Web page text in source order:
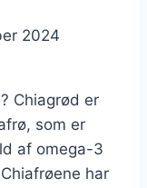
2024
Chiagrød er
som er
af omega-3
har